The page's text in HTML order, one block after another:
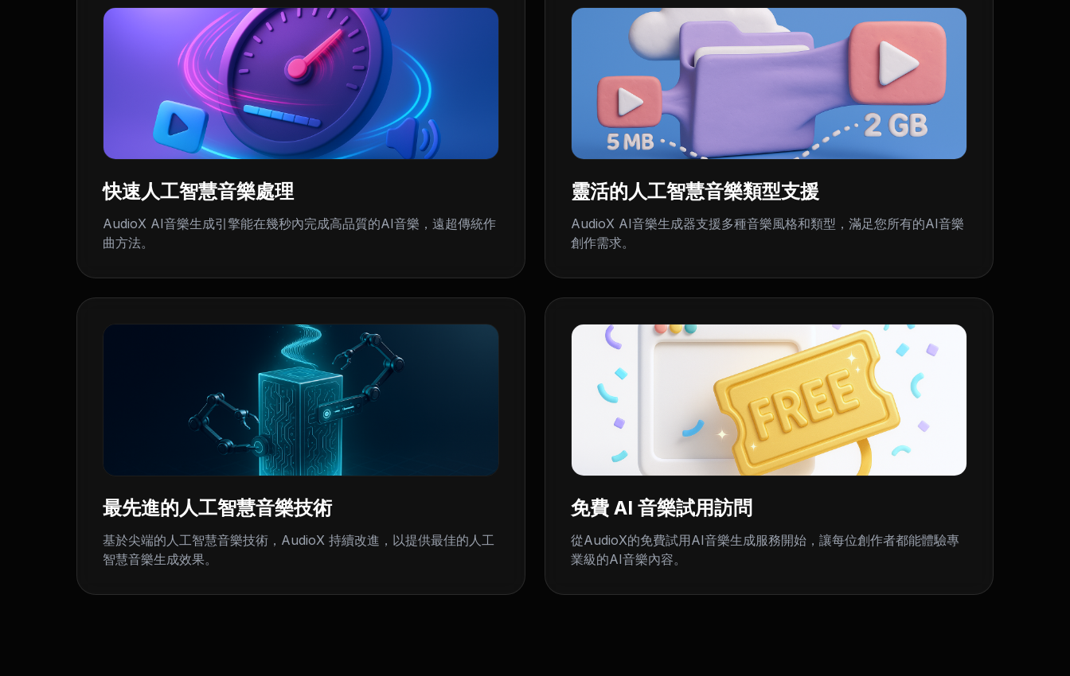
快速人工智慧音樂處理
AudioX AI音樂生成引擎能在幾秒內完成高品質的AI音樂，遠超傳統作
曲方法。
靈活的人工智慧音樂類型支援
AudioX AI音樂生成器支援多種音樂風格和類型，滿足您所有的AI音樂
創作需求。
最先進的人工智慧音樂技術
基於尖端的人工智慧音樂技術，AudioX 持續改進，以提供最佳的人工
智慧音樂生成效果。
免費 AI 音樂試用訪問
從AudioX的免費試用AI音樂生成服務開始，讓每位創作者都能體驗專
業級的AI音樂內容。